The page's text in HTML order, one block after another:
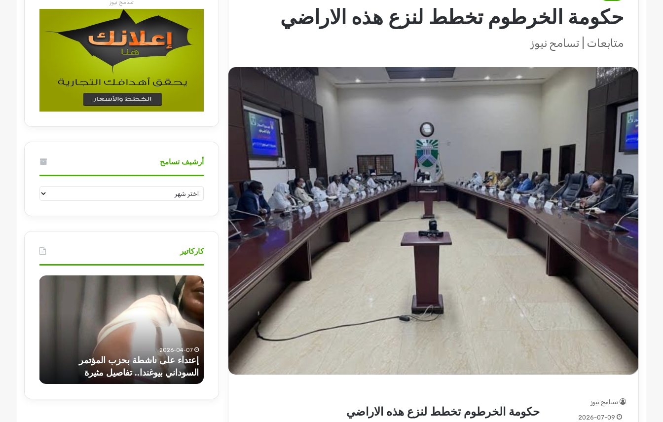
حكومة الخرطوم تخطط لنزع هذه الاراضي
متابعات | تسامح نيوز
حكومة الخرطوم تخطط لنزع هذه الاراضي
تسامح نيوز
2026-07-09
تسامح نيوز
أرشيف تسامح
أرشيف
تسامح
كاركاتير
ولاية
شرق
الحصاد
قوات الدعم السريع قطاع ولاية شرق
دارفور تؤمن موسم الحصاد
عبد
يكتب:
مرتقبة..
عبد الماجد عبد الحميد يكتب: مشاكل
الكهرباء.. (تحقيقات وتغييرات) مرتقبة..
إعتداء
على
ناشطة
بحزب
المؤتمر
السوداني
تفاصيل
مثيرة
2026-04-07
إعتداء على ناشطة بحزب المؤتمر
السوداني بيوغندا.. تفاصيل مثيرة
أهم